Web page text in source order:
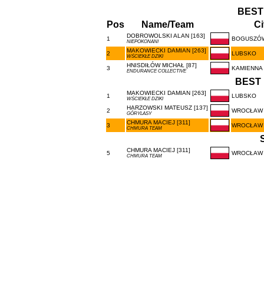
Pos
Name/Team
1 DOBROWOLSKI ALAN [163]
NIEPOKONANI
2 MAKOWIECKI DAMIAN [263]
WŚCIEKŁE DZIKI LUBSKO
3 HNISDIŁÓW MICHAŁ [87]
ENDURANCE COLLECTIVE KAMIENNA
BEST
1 MAKOWIECKI DAMIAN [263]
WŚCIEKŁE DZIKI LUBSKO
2 HARZOWSKI MATEUSZ [137]
GÓRYLASY WROCŁAW
3 CHMURA MACIEJ [311]
CHMURA TEAM WROCŁAW
5 CHMURA MACIEJ [311]
CHMURA TEAM WROCŁAW